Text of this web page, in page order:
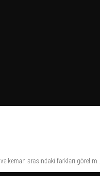
keman arasındaki farkları görelim..